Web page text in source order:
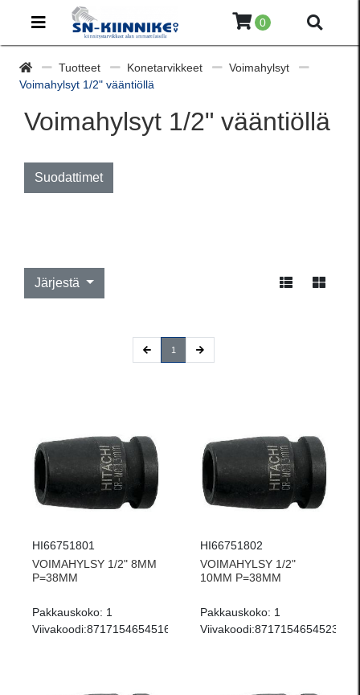
0
Tuotteet Konetarvikkeet
Voimahylsyt
Voimahylsyt 1/2" vääntiöllä
Voimahylsyt 1/2" vääntiöllä
Suodattimet
Järjestä
1 (current)
HI66751801
VOIMAHYLSY 1/2" 8MM
P=38MM
Pakkauskoko: 1
Viivakoodi:8717154654516
HI66751802
VOIMAHYLSY 1/2"
10MM P=38MM
Pakkauskoko: 1
Viivakoodi:8717154654523